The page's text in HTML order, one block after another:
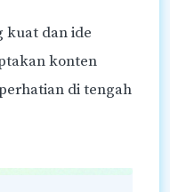
kuat dan ide
konten
di tengah